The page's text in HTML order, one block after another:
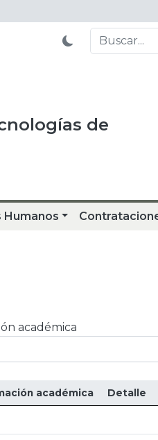
de
Humanos
académica
académica Detalle